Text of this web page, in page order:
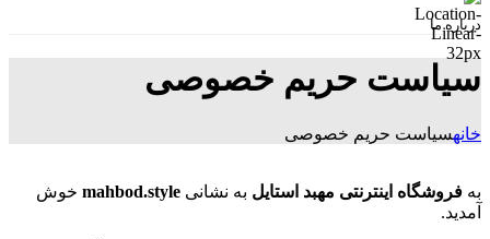
درباره ما
سیاست حریم خصوصی
خانهسیاست حریم خصوصی
به فروشگاه اینترنتی مهبد استایل به نشانی mahbod.style خوش
آمدید.